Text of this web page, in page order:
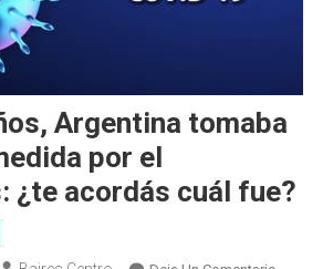
Argentina tomaba
por el
¿te acordás cuál fue?